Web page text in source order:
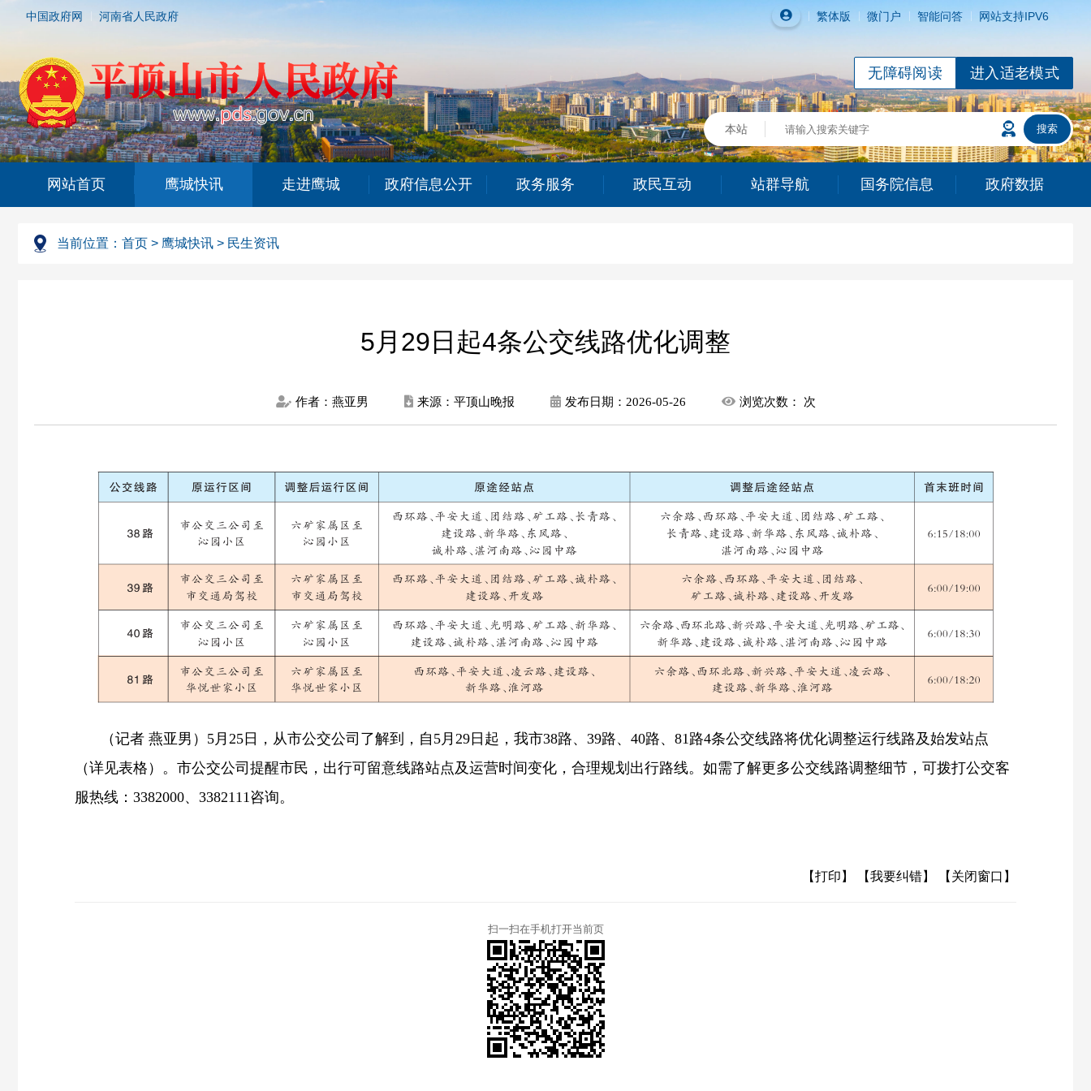
中国政府网 河南省人民政府 繁体版 微门户 智能问答 网站支持IPV6
进入适老模式
无障碍阅读
网站首页 鹰城快讯 走进鹰城 政府信息公开 政务服务 政民互动 站群导航 国务院信息 政府数据
当前位置： 首页 > 鹰城快讯 > 民生资讯
5月29日起4条公交线路优化调整
作者：燕亚男 来源：平顶山晚报 发布日期： 2026-05-26 浏览次数： 次
（记者 燕亚男 ） 5月25日，从市公交公司了解到，自5月29日起，我市38路、39路、40路、81路4条公交线路将优化调整运行线路及始发站点
（详见表格）。市公交公司提醒市民，出行可留意线路站点及运营时间变化，合理规划出行路线。如需了解更多公交线路调整细节，可拨打公交客
服热线：3382000、3382111咨询。
【打印】 【我要纠错】 【关闭窗口】
扫一扫在手机打开当前页